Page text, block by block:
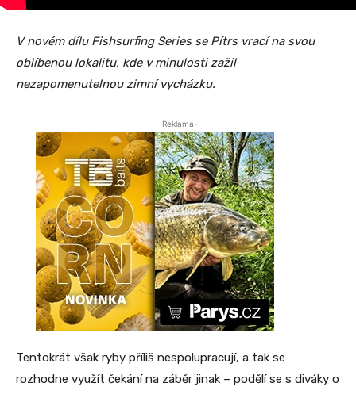
V novém dílu Fishsurfing Series se Pítrs vrací na svou
oblíbenou lokalitu, kde v minulosti zažil
nezapomenutelnou zimní vycházku.
-Reklama-
Tentokrát však ryby příliš nespolupracují, a tak se
rozhodne využít čekání na záběr jinak – podělí se s diváky o